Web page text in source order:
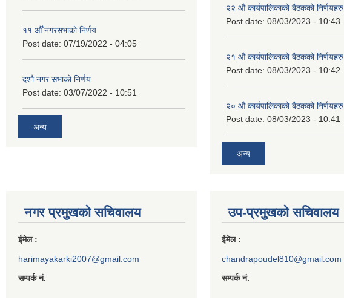
११ ‌औँ नगरसभाको निर्णय
Post date: 07/19/2022 - 04:05
दशौ नगर सभाको निर्णय
Post date: 03/07/2022 - 10:51
अन्य
२‍२ औ कार्यपालिकाको बैठकको निर्णयहरु
Post date: 08/03/2023 - 10:43
२‍१ औ कार्यपालिकाको बैठकको निर्णयहरु
Post date: 08/03/2023 - 10:42
२‍० औ कार्यपालिकाको बैठकको निर्णयहरु
Post date: 08/03/2023 - 10:41
अन्य
नगर प्रमुखको सचिवालय
ईमेल :
harimayakarki2007@gmail.com
सम्पर्क नं.
उप-प्रमुखको सचिवालय
ईमेल :
chandrapoudel810@gmail.com
सम्पर्क नं.